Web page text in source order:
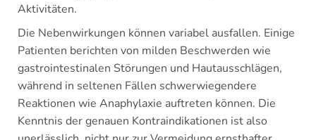
Aktivitäten.
Die Nebenwirkungen können variabel ausfallen. Einige
Patienten berichten von milden Beschwerden wie
gastrointestinalen Störungen und Hautausschlägen,
während in seltenen Fällen schwerwiegendere
Reaktionen wie Anaphylaxie auftreten können. Die
Kenntnis der genauen Kontraindikationen ist also